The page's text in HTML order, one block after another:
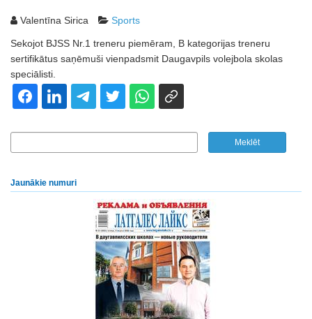
Valentīna Sirica Sports
Sekojot BJSS Nr.1 treneru piemēram, B kategorijas treneru
sertifikātus saņēmuši vienpadsmit Daugavpils volejbola skolas
speciālisti.
Jaunākie numuri